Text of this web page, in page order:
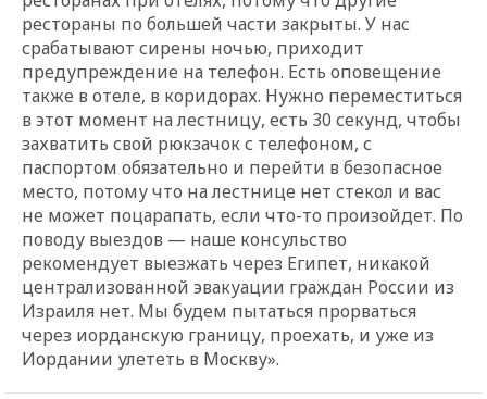
рестораны по большей части закрыты. У нас
срабатывают сирены ночью, приходит
предупреждение на телефон. Есть оповещение
также в отеле, в коридорах. Нужно переместиться
в этот момент на лестницу, есть 30 секунд, чтобы
захватить свой рюкзачок с телефоном, с
паспортом обязательно и перейти в безопасное
место, потому что на лестнице нет стекол и вас
не может поцарапать, если что-то произойдет. По
поводу выездов — наше консульство
рекомендует выезжать через Египет, никакой
централизованной эвакуации граждан России из
Израиля нет. Мы будем пытаться прорваться
через иорданскую границу, проехать, и уже из
Иордании улететь в Москву».